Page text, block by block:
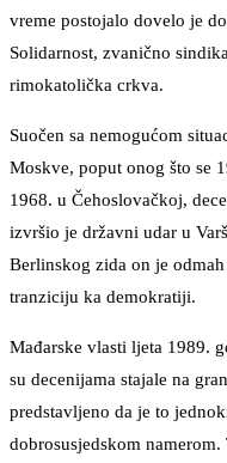
vreme postojalo dovelo je
Solidarnost, zvanično
rimokatolička crkva.
Suočen sa nemogućom
Moskve, poput onog što se
1968. u Čehoslovačkoj,
izvršio je državni udar u
Berlinskog zida on je
tranziciju ka demokratiji.
Mađarske vlasti ljeta 1989.
su decenijama stajale na
predstavljeno da je to
dobrosusjedskom